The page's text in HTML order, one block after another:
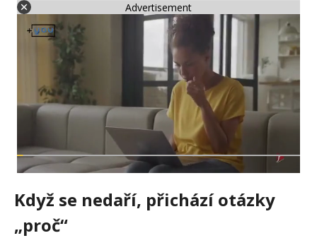
Advertisement
Když se nedaří, přichází otázky
„proč“